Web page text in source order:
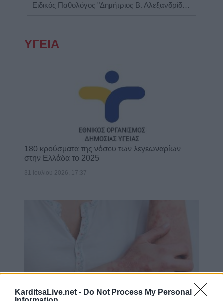
KarditsaLive.net - Do Not Process My Personal
Ειδικός Παθολόγος "Δημήτριος Β. Αλεξανδρίδης"
ΥΓΕΙΑ
180 κρούσματα της νόσου των λεγεωναρίων
στην Ελλάδα το 2025
31 Ιουλίου 2026, 17:37